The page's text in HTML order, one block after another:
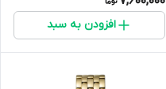
افزودن به سبد